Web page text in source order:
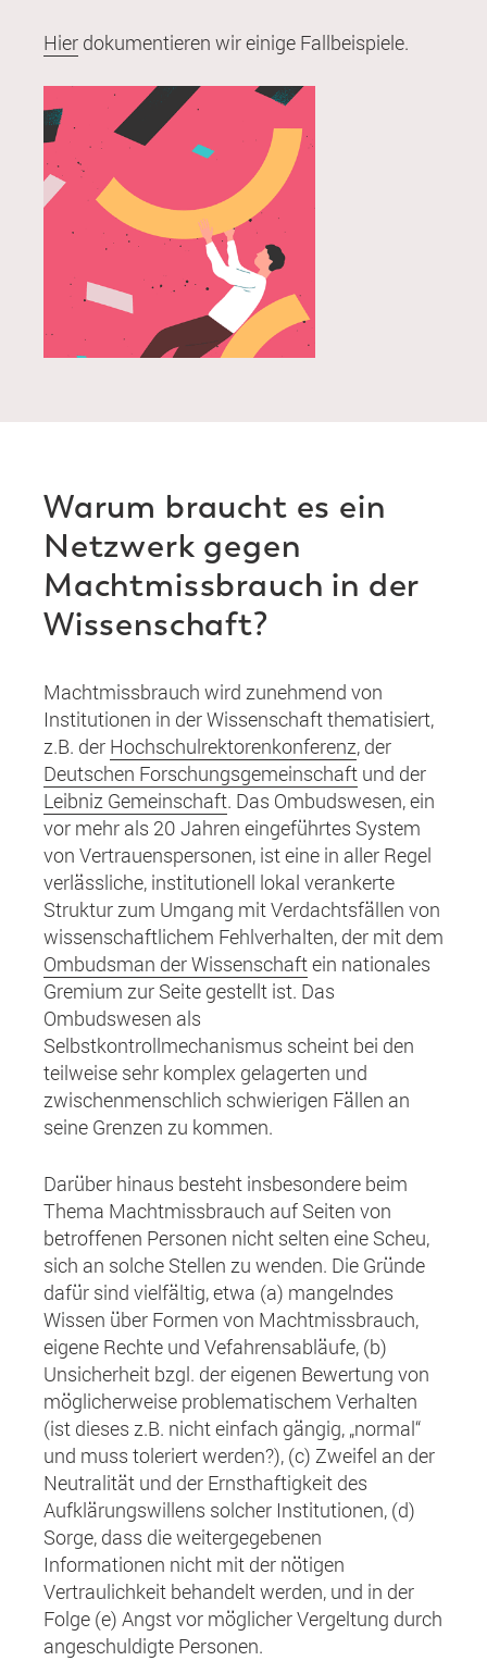
Hier dokumentieren wir einige Fallbeispiele.
Warum braucht es ein
Netzwerk gegen
Machtmissbrauch in der
Wissenschaft?
Machtmissbrauch wird zunehmend von
Institutionen in der Wissenschaft thematisiert,
z.B. der Hochschulrektorenkonferenz, der
Deutschen Forschungsgemeinschaft und der
Leibniz Gemeinschaft. Das Ombudswesen, ein
vor mehr als 20 Jahren eingeführtes System
von Vertrauenspersonen, ist eine in aller Regel
verlässliche, institutionell lokal verankerte
Struktur zum Umgang mit Verdachtsfällen von
wissenschaftlichem Fehlverhalten, der mit dem
Ombudsman der Wissenschaftein nationales
Gremium zur Seite gestellt ist. Das
Ombudswesen als
Selbstkontrollmechanismus scheint bei den
teilweise sehr komplex gelagerten und
zwischenmenschlich schwierigen Fällen an
seine Grenzen zu kommen.
Darüber hinaus besteht insbesondere beim
Thema Machtmissbrauch auf Seiten von
betroffenen Personen nicht selten eine Scheu,
sich an solche Stellen zu wenden. Die Gründe
dafür sind vielfältig, etwa (a) mangelndes
Wissen über Formen von Machtmissbrauch,
eigene Rechte und Vefahrensabläufe, (b)
Unsicherheit bzgl. der eigenen Bewertung von
möglicherweise problematischem Verhalten
(ist dieses z.B. nicht einfach gängig, „normal“
und muss toleriert werden?), (c) Zweifel an der
Neutralität und der Ernsthaftigkeit des
Aufklärungswillens solcher Institutionen, (d)
Sorge, dass die weitergegebenen
Informationen nicht mit der nötigen
Vertraulichkeit behandelt werden, und in der
Folge (e) Angst vor möglicher Vergeltung durch
angeschuldigte Personen.